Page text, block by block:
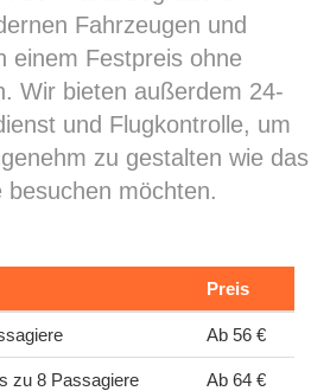
Fahrzeugen und
einem Festpreis ohne
Wir bieten außerdem 24-
und Flugkontrolle, um
zu gestalten wie das
besuchen möchten.
Preis
Ab 56 €
zu 8 Passagiere Ab 64 €